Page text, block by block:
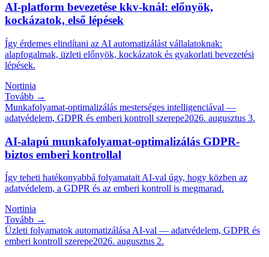
AI-platform bevezetése kkv-knál: előnyök,
kockázatok, első lépések
Így érdemes elindítani az AI automatizálást vállalatoknak:
alapfogalmak, üzleti előnyök, kockázatok és gyakorlati bevezetési
lépések.
Nortinia
Tovább →
Munkafolyamat-optimalizálás mesterséges intelligenciával —
adatvédelem, GDPR és emberi kontroll szerepe2026. augusztus 3.
AI-alapú munkafolyamat-optimalizálás GDPR-
biztos emberi kontrollal
Így teheti hatékonyabbá folyamatait AI-val úgy, hogy közben az
adatvédelem, a GDPR és az emberi kontroll is megmarad.
Nortinia
Tovább →
Üzleti folyamatok automatizálása AI-val — adatvédelem, GDPR és
emberi kontroll szerepe2026. augusztus 2.